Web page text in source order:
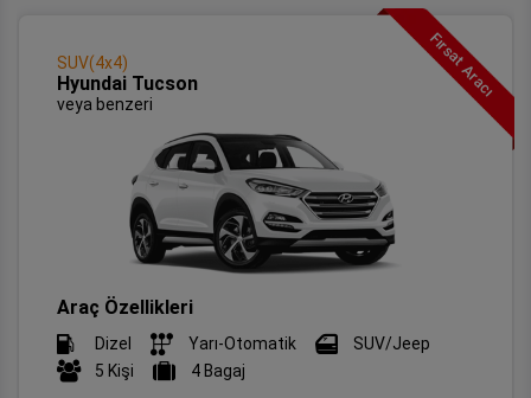
Fırsat Aracı
SUV(4x4)
Hyundai Tucson
veya benzeri
Araç Özellikleri
Dizel Yarı-Otomatik
SUV/Jeep
5 Kişi
4 Bagaj